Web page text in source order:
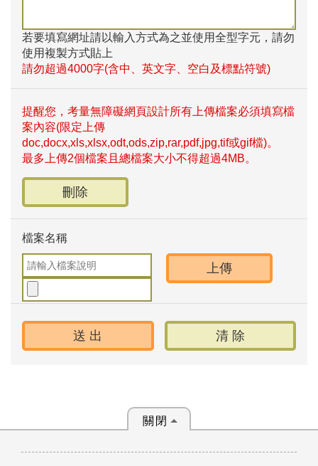
若要填寫網址請以輸入方式為之並使用全型字元，請勿
使用複製方式貼上
請勿超過4000字(含中、英文字、空白及標點符號)
提醒您，考量無障礙網頁設計所有上傳檔案必須填寫檔
案內容(限定上傳
doc,docx,xls,xlsx,odt,ods,zip,rar,pdf,jpg,tif或gif檔)。
最多上傳2個檔案且總檔案大小不得超過4MB。
刪除
檔案名稱
上傳
關閉